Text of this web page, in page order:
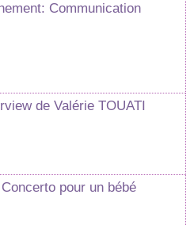
Communication
de Valérie TOUATI
pour un bébé